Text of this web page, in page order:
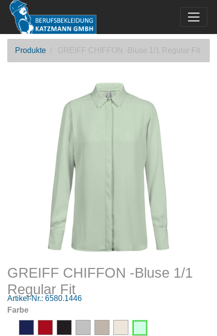
Produkte GREIFF CHIFFON -Bluse 1/1 Regular Fit
GREIFF CHIFFON -Bluse 1/1
Regular Fit
Artikel-Nr.: 6580.1446
Farbe